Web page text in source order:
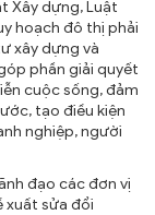
Xây dựng, Luật
hoạch đô thị phải
xây dựng và
phần giải quyết
cuộc sống, đảm
tạo điều kiện
nghiệp, người
đạo các đơn vị
xuất sửa đổi